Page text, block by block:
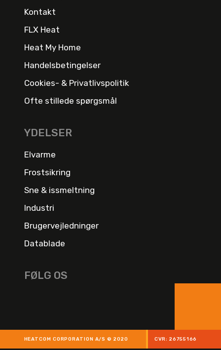
Kontakt
FLX Heat
Heat My Home
Handelsbetingelser
Cookies- & Privatlivspolitik
Ofte stillede spørgsmål
YDELSER
Elvarme
Frostsikring
Sne & issmeltning
Industri
Brugervejledninger
Datablade
FØLG OS
HEATCOM CORPORATION A/S © 2020 CVR: 26755166